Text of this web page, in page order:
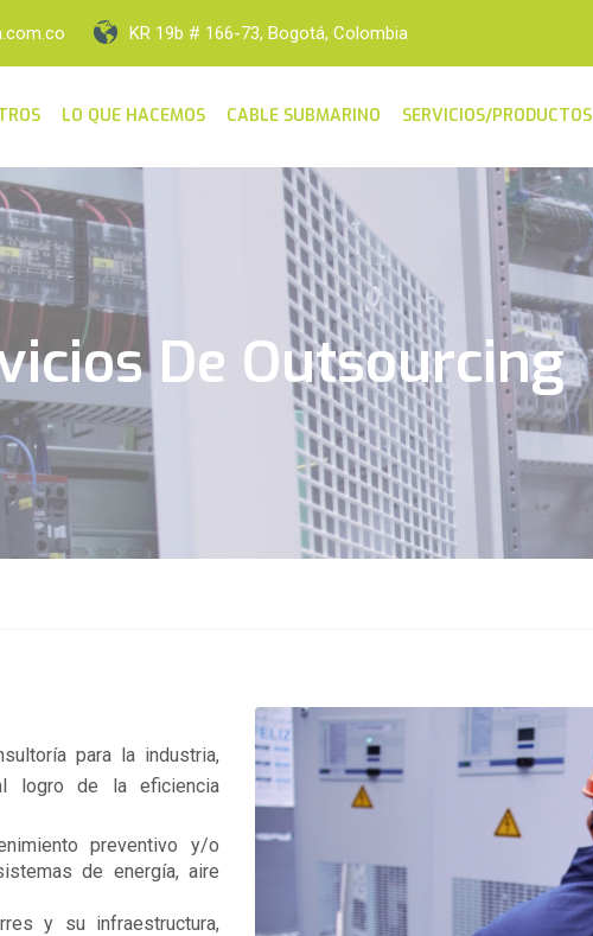
KR 19b # 166-73, Bogotá, Colombia
LO QUE HACEMOS CABLE SUBMARINO SERVICIOS/PRODUCTOS
De Outsourcing
para la industria,
logro de la eficiencia
preventivo y/o
de energía, aire
y su infraestructura,